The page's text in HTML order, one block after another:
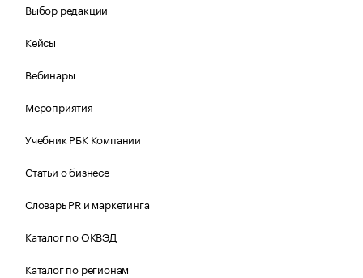
Выбор редакции
Кейсы
Вебинары
Мероприятия
Учебник РБК Компании
Статьи о бизнесе
Словарь PR и маркетинга
Каталог по ОКВЭД
Каталог по регионам